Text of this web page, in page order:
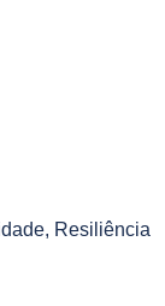
Resiliência